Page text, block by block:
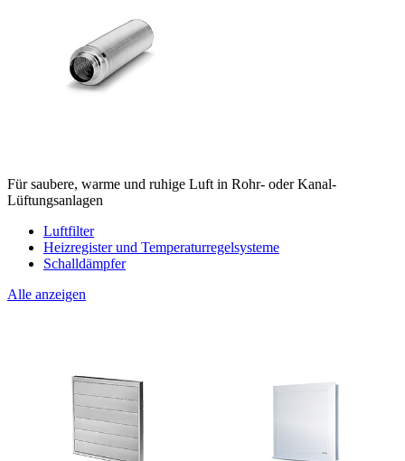
Für saubere, warme und ruhige Luft in Rohr- oder Kanal-
Lüftungsanlagen
Luftfilter
Heizregister und Temperaturregelsysteme
Schalldämpfer
Alle anzeigen